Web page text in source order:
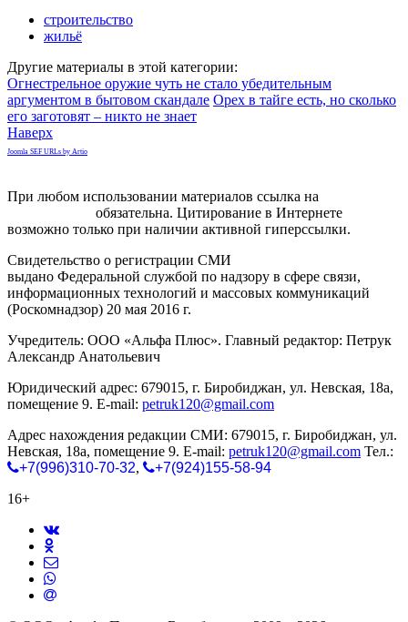
строительство
жильё
Другие материалы в этой категории:
Огнестрельное оружие чуть не стало убедительным
аргументом в бытовом скандале Орех в тайге есть, но сколько
его заготовят – никто не знает
Наверх
Joomla SEF URLs by Artio
При любом использовании материалов ссылка на
обязательна. Цитирование в Интернете
возможно только при наличии активной гиперссылки.
Свидетельство о регистрации СМИ
выдано Федеральной службой по надзору в сфере связи,
информационных технологий и массовых коммуникаций
(Роскомнадзор) 20 мая 2016 г.
Учредитель: ООО «Альфа Плюс». Главный редактор: Петрук
Александр Анатольевич
Юридический адрес: 679015, г. Биробиджан, ул. Невская, 18а,
помещение 9. E-mail: petruk120@gmail.com
Адрес нахождения редакции СМИ: 679015, г. Биробиджан, ул.
Невская, 18а, помещение 9. E-mail: petruk120@gmail.com Тел.:
+7(996)310-70-32,
+7(924)155-58-94
16+